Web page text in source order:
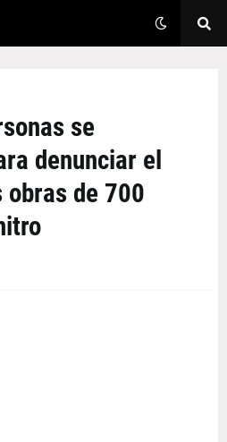
se
denunciar el
obras de 700